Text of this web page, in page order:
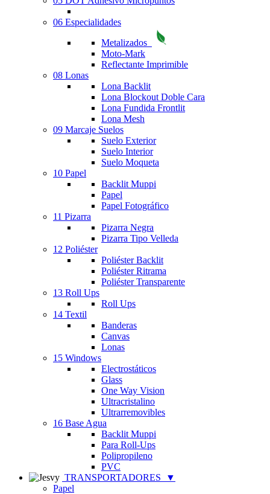
06 Especialidades
Metalizados
Moto-Mark
Reflectante Imprimible
08 Lonas
Lona Backlit
Lona Blockout Doble Cara
Lona Fundida Frontlit
Lona Mesh
09 Marcaje Suelos
Suelo Exterior
Suelo Interior
Suelo Moqueta
10 Papel
Backlit Muppi
Papel
Papel Fotográfico
11 Pizarra
Pizarra Negra
Pizarra Tipo Velleda
12 Poliéster
Poliéster Backlit
Poliéster Ritrama
Poliéster Transparente
13 Roll Ups
Roll Ups
14 Textil
Banderas
Canvas
Lonas
15 Windows
Electrostáticos
Glass
One Way Vision
Ultracristalino
Ultrarremovibles
16 Base Agua
Backlit Muppi
Para Roll-Ups
Polipropileno
PVC
TRANSPORTADORES
▼
Papel